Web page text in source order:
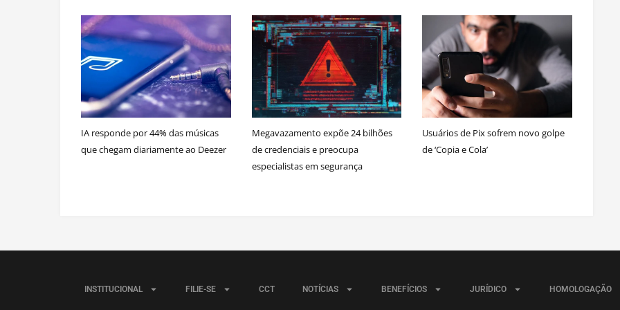
IA responde por 44% das músicas
que chegam diariamente ao Deezer
Megavazamento expõe 24 bilhões
de credenciais e preocupa
especialistas em segurança
Usuários de Pix sofrem novo golpe
de ‘Copia e Cola’
INSTITUCIONAL FILIE-SE CCT NOTÍCIAS BENEFÍCIOS JURÍDICO HOMOLOGAÇÃO